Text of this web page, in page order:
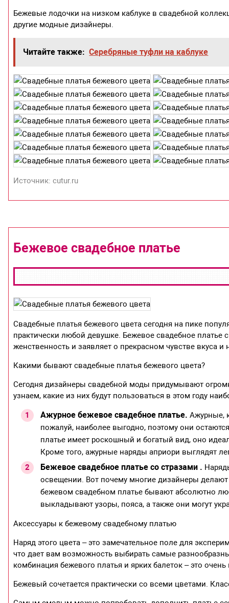
Бежевые лодочки на низком каблуке в свадебной
другие модные дизайнеры.
Читайте также: Серебряные туфли на каблуке
Источник: cutur.ru
Бежевое свадебное платье
Свадебные платья бежевого цвета сегодня на пике
практически любой девушке. Бежевое свадебное платье
женственность и заявляет о прекрасном чувстве вкуса
Какими бывают свадебные платья бежевого цвета?
Сегодня дизайнеры свадебной моды придумывают
узнаем, какие из них будут пользоваться в этом году
Ажурное бежевое свадебное платье. Ажурные,
пожалуй, наиболее выгодно, поэтому они
платье имеет роскошный и богатый вид, оно
Кроме того, ажурные наряды априори выглядят
Бежевое свадебное платье со стразами .
освещении. Вот почему многие дизайнеры
бежевом свадебном платье бывают абсолютно
выкладывают узоры, пояса, а также они могут
Аксессуары к бежевому свадебному платью
Наряд этого цвета – это замечательное поле для
что дает вам возможность выбирать самые
комбинация бежевого платья и ярких балеток – это
Бежевый сочетается практически со всеми цветами.